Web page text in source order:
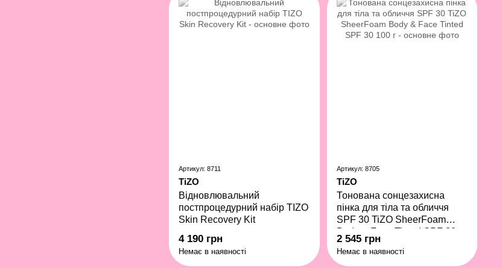
Артикул: 8711
TiZO
Відновлювальний
постпроцедурний набір TIZO
Skin Recovery Kit
4 190 грн
Немає в наявності
Артикул: 8705
TiZO
Тонована сонцезахисна
пінка для тіла та обличчя
SPF 30 TiZO SheerFoam
Body & Face Tinted SPF 30
100 г
2 545 грн
Немає в наявності